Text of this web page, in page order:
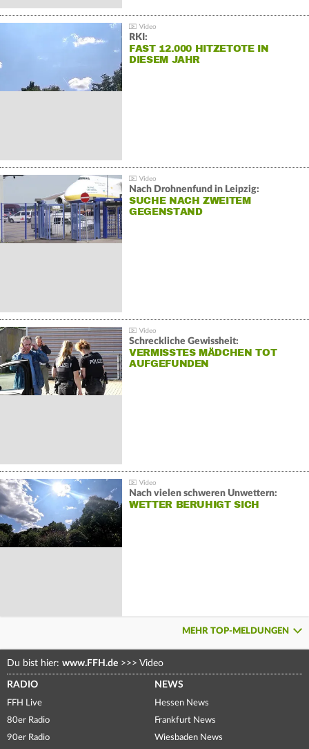
RKI:
FAST 12.000 HITZETOTE IN
DIESEM JAHR
Nach Drohnenfund in Leipzig:
SUCHE NACH ZWEITEM
GEGENSTAND
Schreckliche Gewissheit:
VERMISSTES MÄDCHEN TOT
AUFGEFUNDEN
Nach vielen schweren Unwettern:
WETTER BERUHIGT SICH
MEHR TOP-MELDUNGEN
Du bist hier: www.FFH.de >>> Video
RADIO
FFH Live
80er Radio
90er Radio
NEWS
Hessen News
Frankfurt News
Wiesbaden News